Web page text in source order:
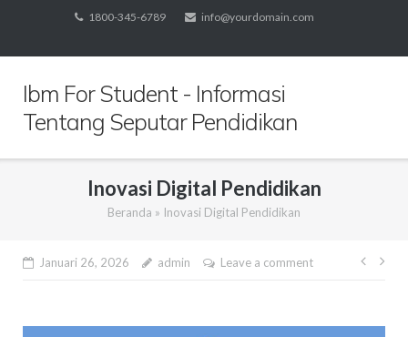
content
1800-345-6789 info@yourdomain.com
Ibm For Student - Informasi
Tentang Seputar Pendidikan
Inovasi Digital Pendidikan
Beranda » Inovasi Digital Pendidikan
Januari 26, 2026 admin Leave a comment